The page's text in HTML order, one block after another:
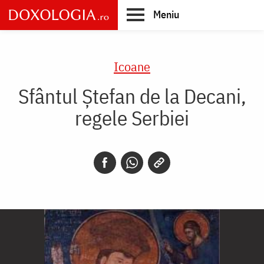
Skip
to
main
Meniu
Icoane
Sfântul Ștefan de la Decani,
regele Serbiei